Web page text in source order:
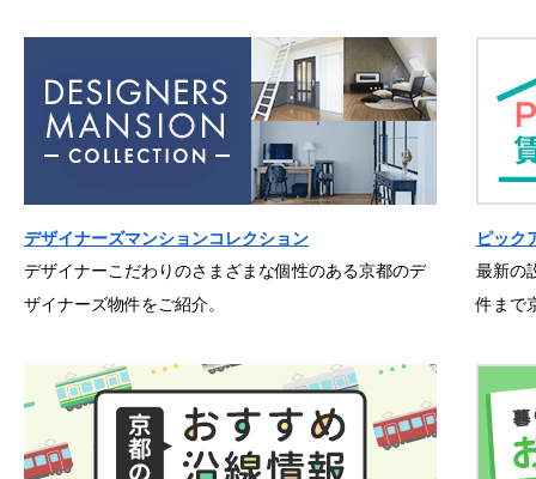
デザイナーズマンションコレクション
デザイナーこだわりのさまざまな個性のある京都のデ
ザイナーズ物件をご紹介。
ピック
最新の
件まで